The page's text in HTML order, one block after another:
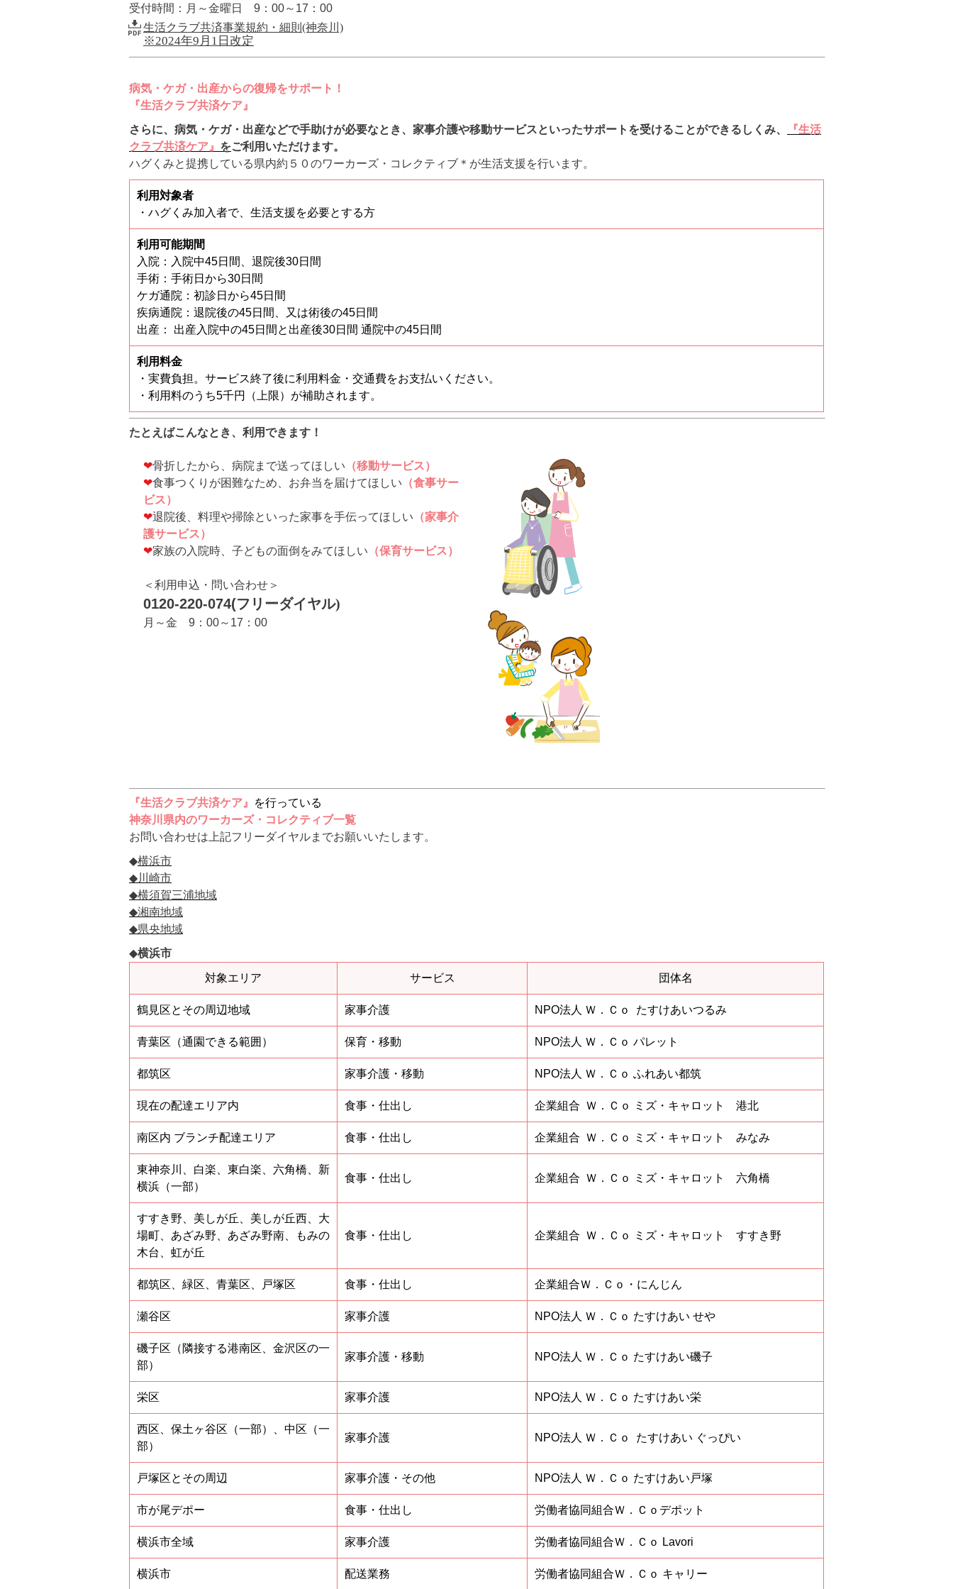
受付時間：月～金曜日 9 ： 00～ 17 ： 00
生活クラブ共済事業規約・細則(神奈川)
※2024年9月1日改定
病気・ケガ・出産からの復帰をサポート！
『生活クラブ共済ケア』
さらに、病気・ケガ・出産などで手助けが必要なとき、家事介護や移動サービスといったサポートを受けることができるしくみ、
『生活
クラブ共済ケア』 をご利用いただけます。
ハグくみと提携している県内約 ５０のワーカーズ・コレクティブ＊が生活支援を行います。
利用対象者
・ハグくみ加入者で、生活支援を必要とする方
利用可能期間
入院：⼊院中45⽇間、退院後30⽇間
⼿術：⼿術⽇から30⽇間
ケガ通院：初診⽇から45⽇間
疾病通院：退院後の45⽇間、⼜は術後の45⽇間
出産： 出産⼊院中の45⽇間と出産後30⽇間 通院中の45⽇間
利用料金
・実費負担。サービス終了後に利用料金・交通費をお支払いください。
・利用料のうち5千円（上限）が補助されます。
たとえばこんなとき、利用できます！
❤骨折したから、病院まで送ってほしい （移動サービス）
❤食事つくりが困難なため、お弁当を届けてほしい （食事サー
ビス）
❤退院後、料理や掃除といった家事を手伝ってほしい （家事介
護サービス）
❤家族の入院時、子どもの面倒をみてほしい （保育サービス）
＜ 利用申込・問い合わせ＞
0120-220-074(フリーダイヤル)
月～金 9 ： 00～ 17 ： 00
『生活クラブ共済ケア』
を行っている
神奈川県内のワーカーズ・コレクティブ一覧
お問い合わせは上記フリーダイヤルまでお願いいたします。
◆横浜市
◆川崎市
◆横須賀三浦地域
◆湘南地域
◆県央地域
◆横浜市
対象エリア サービス 団体名
鶴見区とその周辺地域 家事介護 NPO法人 Ｗ．Ｃｏ たすけあいつるみ
青葉区（通園できる範囲） 保育・移動 NPO法人 Ｗ．Ｃｏ パレット
都筑区 家事介護・移動 NPO法人 Ｗ．Ｃｏ ふれあい都筑
現在の配達エリア内 食事・仕出し 企業組合 Ｗ．Ｃｏ ミズ・キャロット 港北
南区内 ブランチ配達エリア 食事・仕出し 企業組合 Ｗ．Ｃｏ ミズ・キャロット みなみ
東神奈川、白楽、東白楽、六角橋、新
横浜（一部）
食事・仕出し 企業組合 Ｗ．Ｃｏ ミズ・キャロット 六角橋
すすき野、美しが丘、美しが丘西、大
場町、あざみ野、あざみ野南、もみの
木台、虹が丘
食事・仕出し 企業組合 Ｗ．Ｃｏ ミズ・キャロット すすき野
都筑区、緑区、青葉区、戸塚区 食事・仕出し 企業組合Ｗ．Ｃｏ・にんじん
瀬谷区 家事介護 NPO法人 Ｗ．Ｃｏ たすけあい せや
磯子区（隣接する港南区、金沢区の一
部）
家事介護・移動 NPO法人 Ｗ．Ｃｏ たすけあい磯子
栄区 家事介護 NPO法人 Ｗ．Ｃｏ たすけあい栄
西区、保土ヶ谷区（一部）、中区（一
部）
家事介護 NPO法人 Ｗ．Ｃｏ たすけあい ぐっぴい
戸塚区とその周辺 家事介護・その他 NPO法人 Ｗ．Ｃｏ たすけあい戸塚
市が尾デポー 食事・仕出し 労働者協同組合Ｗ．Ｃｏ デポット
横浜市全域 家事介護 労働者協同組合Ｗ．Ｃｏ Lavori
横浜市 配送業務 労働者協同組合Ｗ．Ｃｏ キャリー